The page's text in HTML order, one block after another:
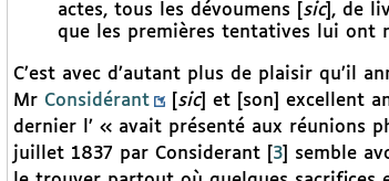
actes, tous les dévoumens [ sic], de
que les premières tentatives lui ont
C’est avec d’autant plus de plaisir qu’il
Mr Considérant [ sic] et [son] excellent
dernier l’ « avait présenté aux réunions
juillet 1837 par Considerant[ 3]
semble